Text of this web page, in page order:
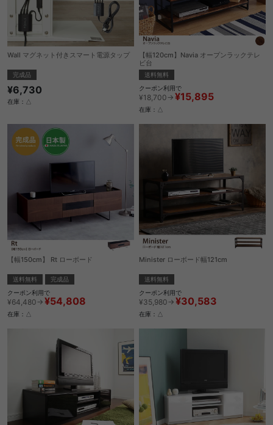
Wall マグネット付きスマート電源タップ
完成品
¥6,730
在庫：△
【幅120cm】Navia オープンラックテレ
ビ台
送料無料
クーポン利用で
¥18,700→ ¥15,895
在庫：△
【幅150cm】 Rt ローボード
送料無料
完成品
クーポン利用で
¥64,480→ ¥54,808
在庫：△
Minister ローボード幅121cm
送料無料
クーポン利用で
¥35,980→ ¥30,583
在庫：△